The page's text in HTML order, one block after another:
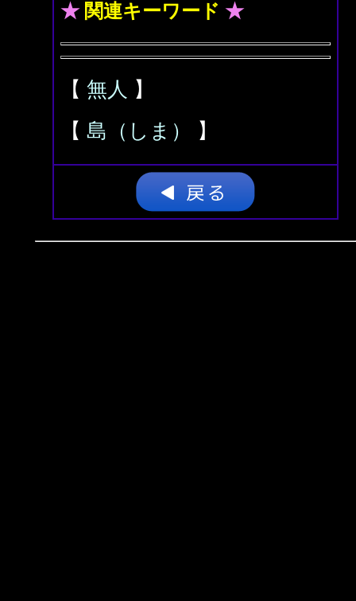
★ 関連キーワード ★
【 無人 】
【 島（しま） 】